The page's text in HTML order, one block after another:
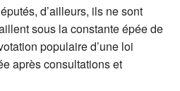
d’ailleurs, ils ne sont
sous la constante épée de
populaire d’une loi
après consultations et